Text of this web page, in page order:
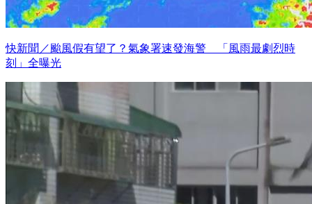
快新聞／颱風假有望了？氣象署速發海警 「風雨最劇烈時
刻」全曝光